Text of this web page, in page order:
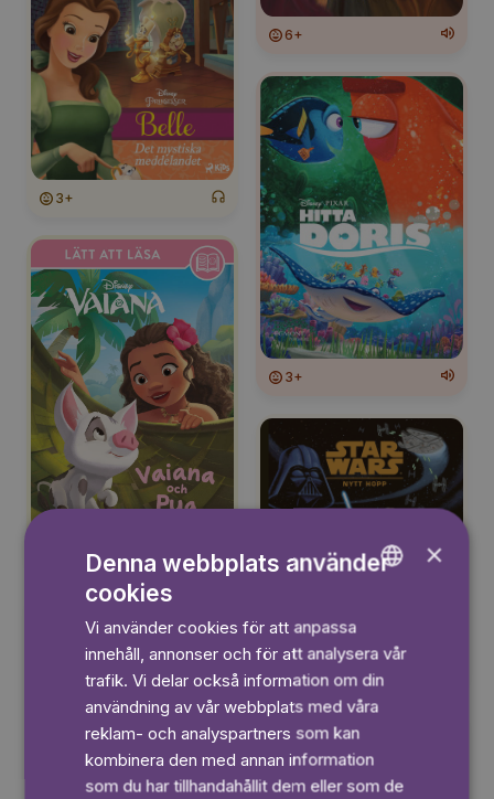
3+
6+
3+
SWEDISH
×
Denna webbplats använder
cookies
Vi använder cookies för att anpassa
innehåll, annonser och för att analysera vår
trafik. Vi delar också information om din
användning av vår webbplats med våra
reklam- och analyspartners som kan
kombinera den med annan information
som du har tillhandahållit dem eller som de